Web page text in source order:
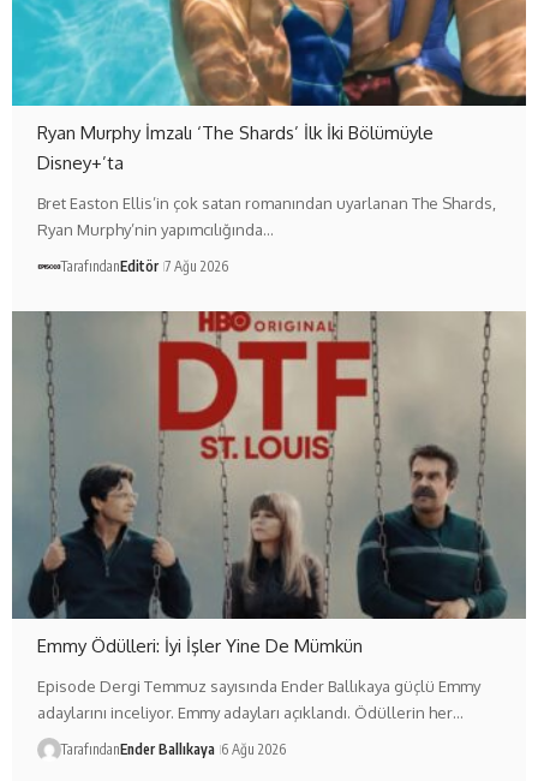
Ryan Murphy İmzalı ‘The Shards’ İlk İki Bölümüyle
Disney+’ta
Bret Easton Ellis’in çok satan romanından uyarlanan The Shards,
Ryan Murphy’nin yapımcılığında…
TarafındanEditör 7 Ağu 2026
Emmy Ödülleri: İyi İşler Yine De Mümkün
Episode Dergi Temmuz sayısında Ender Ballıkaya güçlü Emmy
adaylarını inceliyor. Emmy adayları açıklandı. Ödüllerin her…
TarafındanEnder Ballıkaya 6 Ağu 2026